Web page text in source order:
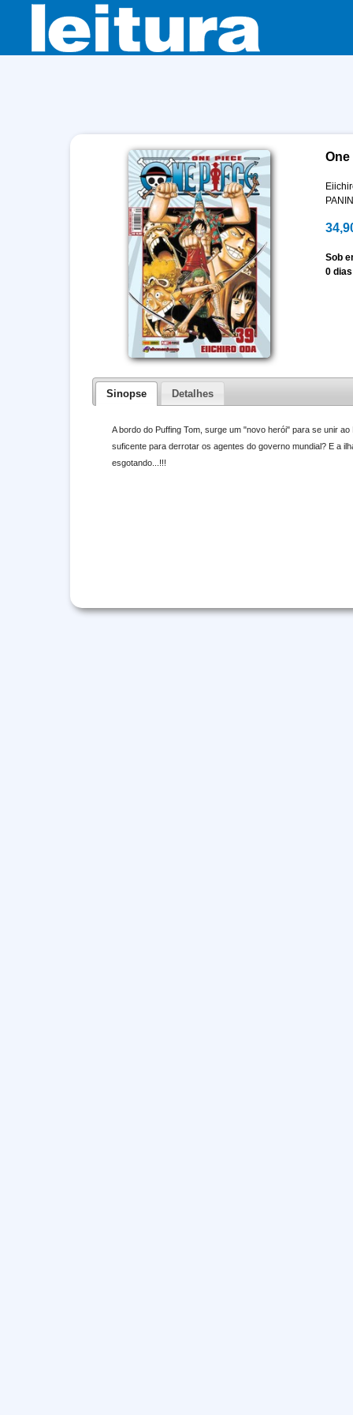
One
Sob
0 dias
Sinopse Detalhes
A bordo do Puffing Tom, surge um "novo herói" para se unir
suficente para derrotar os agentes do governo mundial? E a
esgotando...!!!